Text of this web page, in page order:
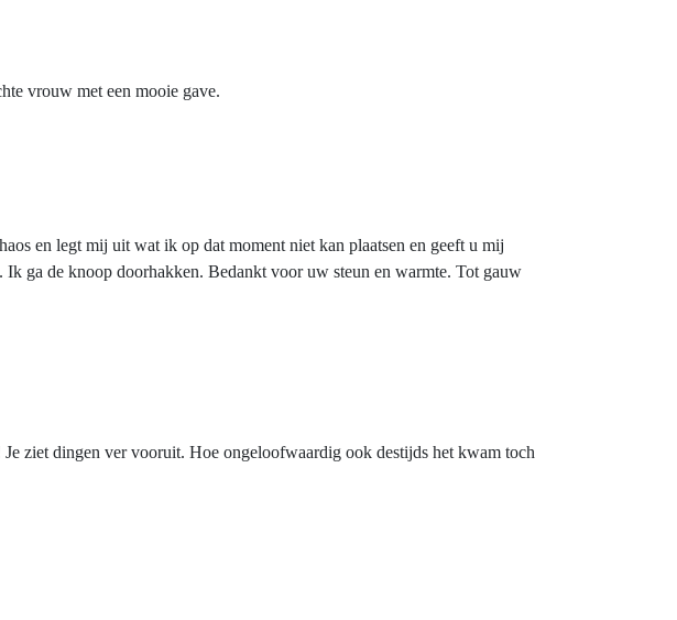
vrouw met een mooie gave.
en legt mij uit wat ik op dat moment niet kan plaatsen en geeft u mij
ga de knoop doorhakken. Bedankt voor uw steun en warmte. Tot gauw
ziet dingen ver vooruit. Hoe ongeloofwaardig ook destijds het kwam toch